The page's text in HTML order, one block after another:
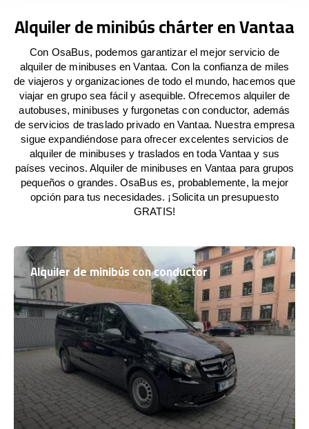
Alquiler de minibús chárter en Vantaa
Con OsaBus, podemos garantizar el mejor servicio de
alquiler de minibuses en Vantaa. Con la confianza de miles
de viajeros y organizaciones de todo el mundo, hacemos que
viajar en grupo sea fácil y asequible. Ofrecemos alquiler de
autobuses, minibuses y furgonetas con conductor, además
de servicios de traslado privado en Vantaa. Nuestra empresa
sigue expandiéndose para ofrecer excelentes servicios de
alquiler de minibuses y traslados en toda Vantaa y sus
países vecinos. Alquiler de minibuses en Vantaa para grupos
pequeños o grandes. OsaBus es, probablemente, la mejor
opción para tus necesidades. ¡Solicita un presupuesto
GRATIS!
Alquiler de minibús con conductor